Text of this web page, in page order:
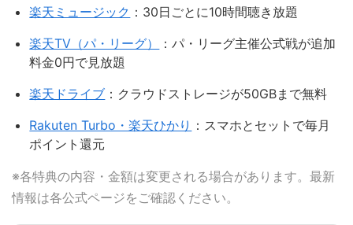
楽天ミュージック ：30日ごとに10時間聴き放題
楽天TV（パ・リーグ）
：パ・リーグ主催公式戦が追加
料金0円で見放題
楽天ドライブ ：クラウドストレージが50GBまで無料
Rakuten Turbo・楽天ひかり ：スマホとセットで毎月
ポイント還元
※各特典の内容・金額は変更される場合があります。最新
情報は各公式ページをご確認ください。